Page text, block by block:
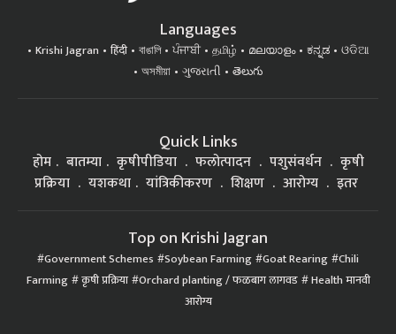
Languages
Krishi Jagran हिंदी বাঙালি ਪੰਜਾਬੀ தமிழ் മലയാളം ಕನ್ನಡ
ଓଡିଆ
অসমীয়া
ગુજરાતી తెలుగు
Quick Links
होम बातम्या कृषीपीडिया फलोत्पादन पशुसंवर्धन
कृषी
प्रक्रिया
यशकथा यांत्रिकीकरण शिक्षण आरोग्य इतर
Top on Krishi Jagran
Government Schemes Soybean Farming Goat Rearing Chili
Farming कृषी प्रक्रिया Orchard planting / फळबाग लागवड Health मानवी
आरोग्य